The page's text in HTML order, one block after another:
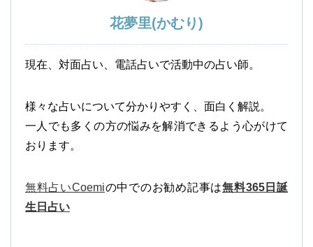
花夢里(かむり)
現在、対面占い、電話占いで活動中の占い師。
様々な占いについて分かりやすく、面白く解説。
一人でも多くの方の悩みを解消できるよう心がけて
おります。
無料占いCoemiの中でのお勧め記事は無料365日誕
生日占い